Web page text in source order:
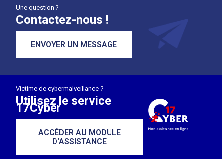
Une question ?
Contactez-nous !
ENVOYER UN MESSAGE
Victime de cybermalveillance ?
Utilisez le service
17Cyber
ACCÉDER AU MODULE
D'ASSISTANCE